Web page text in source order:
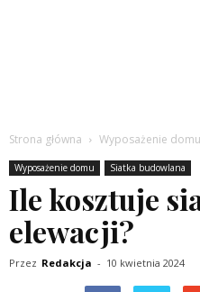
Strona główna Wyposażenie domu
Wyposażenie domu Siatka budowlana
Ile kosztuje
elewacji?
Przez Redakcja - 10 kwietnia 2024